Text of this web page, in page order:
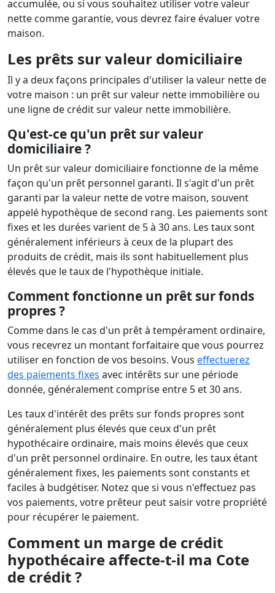
accumulée, ou si vous souhaitez utiliser votre valeur
nette comme garantie, vous devrez faire évaluer votre
maison.
Les prêts sur valeur domiciliaire
Il y a deux façons principales d'utiliser la valeur nette de
votre maison : un prêt sur valeur nette immobilière ou
une ligne de crédit sur valeur nette immobilière.
Qu'est-ce qu'un prêt sur valeur
domiciliaire ?
Un prêt sur valeur domiciliaire fonctionne de la même
façon qu'un prêt personnel garanti. Il s'agit d'un prêt
garanti par la valeur nette de votre maison, souvent
appelé hypothèque de second rang. Les paiements sont
fixes et les durées varient de 5 à 30 ans. Les taux sont
généralement inférieurs à ceux de la plupart des
produits de crédit, mais ils sont habituellement plus
élevés que le taux de l'hypothèque initiale.
Comment fonctionne un prêt sur fonds
propres ?
Comme dans le cas d'un prêt à tempérament ordinaire,
vous recevrez un montant forfaitaire que vous pourrez
utiliser en fonction de vos besoins. Vous effectuerez
des paiements fixes avec intérêts sur une période
donnée, généralement comprise entre 5 et 30 ans.
Les taux d'intérêt des prêts sur fonds propres sont
généralement plus élevés que ceux d'un prêt
hypothécaire ordinaire, mais moins élevés que ceux
d'un prêt personnel ordinaire. En outre, les taux étant
généralement fixes, les paiements sont constants et
faciles à budgétiser. Notez que si vous n'effectuez pas
vos paiements, votre prêteur peut saisir votre propriété
pour récupérer le paiement.
Comment un marge de crédit
hypothécaire affecte-t-il ma Cote
de crédit ?